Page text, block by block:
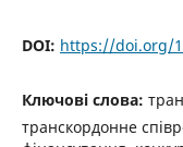
DOI: https://doi.org/
Ключові слова:
транскордонне